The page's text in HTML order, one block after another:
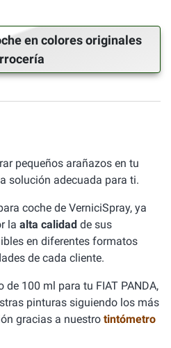
en colores originales
pequeños arañazos en tu
solución adecuada para ti.
coche de VerniciSpray, ya
la alta calidad de sus
en diferentes formatos
de cada cliente.
100 ml para tu FIAT PANDA,
pinturas siguiendo los más
gracias a nuestro tintómetro